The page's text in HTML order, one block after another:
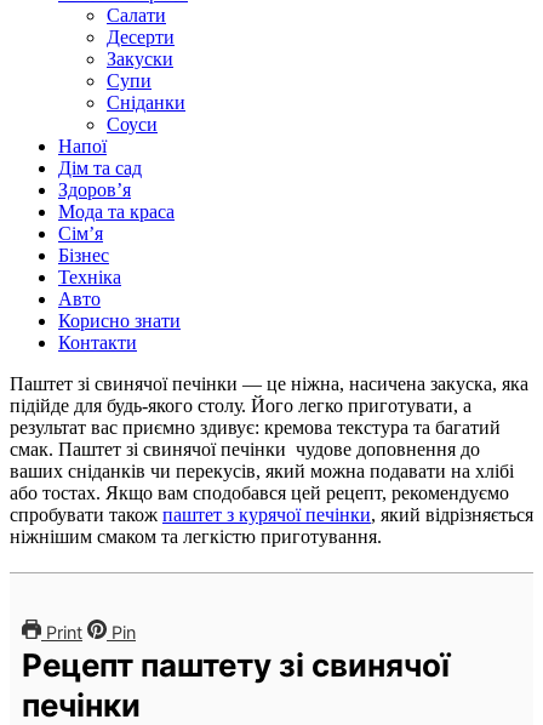
Салати
Десерти
Закуски
Супи
Сніданки
Соуси
Напої
Дім та сад
Здоровʼя
Мода та краса
Сімʼя
Бізнес
Техніка
Авто
Корисно знати
Контакти
Паштет зі свинячої печінки — це ніжна, насичена закуска, яка
підійде для будь-якого столу. Його легко приготувати, а
результат вас приємно здивує: кремова текстура та багатий
смак. Паштет зі свинячої печінки чудове доповнення до
ваших сніданків чи перекусів, який можна подавати на хлібі
або тостах. Якщо вам сподобався цей рецепт, рекомендуємо
спробувати також паштет з курячої печінки, який відрізняється
ніжнішим смаком та легкістю приготування.
Print Pin
Рецепт паштету зі свинячої
печінки